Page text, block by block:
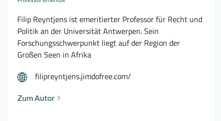
Filip Reyntjens ist emeritierter Professor für Recht und
Politik an der Universität Antwerpen. Sein
Forschungsschwerpunkt liegt auf der Region der
Großen Seen in Afrika
filipreyntjens.jimdofree.com/
Zum Autor